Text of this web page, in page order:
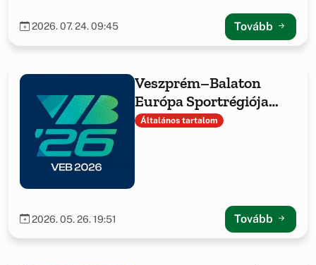
2026. 07. 24. 09:45 Tovább
Veszprém–Balaton
Európa Sportrégiója
2026 Hajmáskéren
Általános tartalom
2026. 05. 26. 19:51 Tovább